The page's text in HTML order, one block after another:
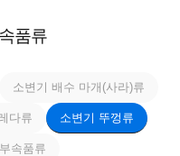
품류
소변기 배수 마개(사라)류
다류 소변기 뚜껑류
속품류